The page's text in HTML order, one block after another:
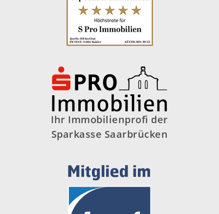
Ihr Immobilienprofi der
Sparkasse Saarbrücken